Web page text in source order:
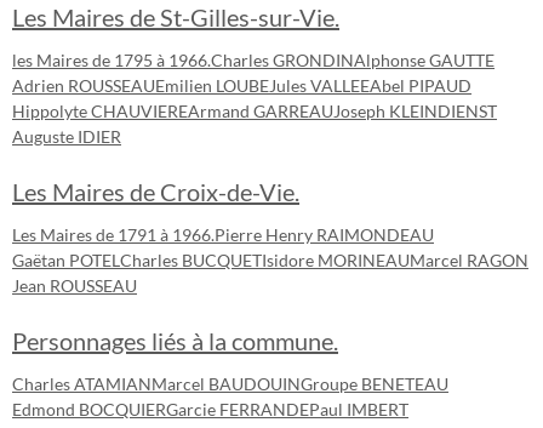
Les Maires de St-Gilles-sur-Vie.
les Maires de 1795 à 1966.Charles GRONDINAlphonse GAUTTE
Adrien ROUSSEAUEmilien LOUBEJules VALLEEAbel PIPAUD
Hippolyte CHAUVIEREArmand GARREAUJoseph KLEINDIENST
Auguste IDIER
Les Maires de Croix-de-Vie.
Les Maires de 1791 à 1966.Pierre Henry RAIMONDEAU
Gaëtan POTEL Charles BUCQUETIsidore MORINEAUMarcel RAGON
Jean ROUSSEAU
Personnages liés à la commune.
Charles ATAMIANMarcel BAUDOUINGroupe BENETEAU
Edmond BOCQUIERGarcie FERRANDEPaul IMBERT